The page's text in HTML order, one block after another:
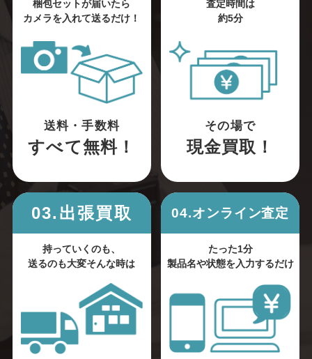
梱包セットが届いたら
カメラを入れて送るだけ！
送料・手数料
すべて無料！
査定時間は
約5分
その場で
現金買取！
03.出張買取
持っていくのも、
送るのも大変そんな時は
04.オンライン査定
たった1分
製品名や状態を入力するだけ